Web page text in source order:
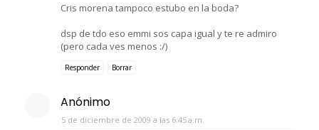
Cris morena tampoco estubo en la boda?
dsp de tdo eso emmi sos capa igual y te re admiro
(pero cada ves menos :/)
Responder Borrar
Anónimo
5 de diciembre de 2009 a las 6:45 a.m.